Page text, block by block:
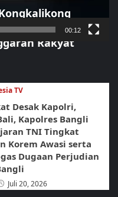
00:12
LSM LIRA
Rakyat
TV
Desak Kapolri,
Kapolres Bangli
TNI Tingkat
Korem Awasi serta
Dugaan Perjudian
Juli 20, 2026